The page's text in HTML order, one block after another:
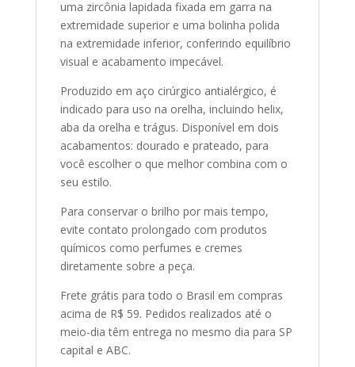
uma zircônia lapidada fixada em garra na
extremidade superior e uma bolinha polida
na extremidade inferior, conferindo equilíbrio
visual e acabamento impecável.
Produzido em aço cirúrgico antialérgico, é
indicado para uso na orelha, incluindo helix,
aba da orelha e trágus. Disponível em dois
acabamentos: dourado e prateado, para
você escolher o que melhor combina com o
seu estilo.
Para conservar o brilho por mais tempo,
evite contato prolongado com produtos
químicos como perfumes e cremes
diretamente sobre a peça.
Frete grátis para todo o Brasil em compras
acima de R$ 59. Pedidos realizados até o
meio-dia têm entrega no mesmo dia para SP
capital e ABC.